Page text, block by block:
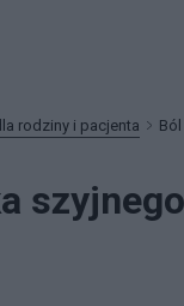
rodziny i pacjenta